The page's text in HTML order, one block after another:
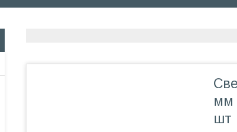
мм
шт